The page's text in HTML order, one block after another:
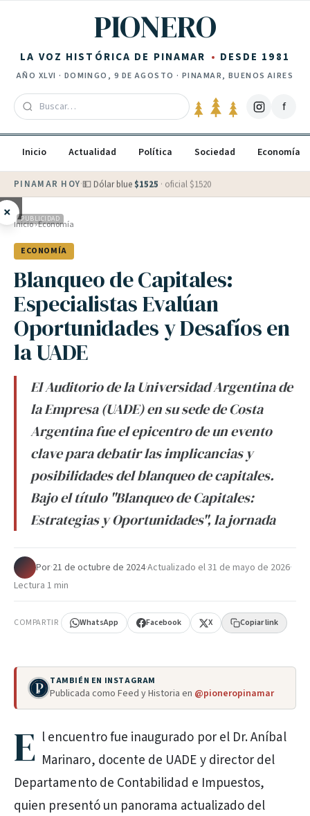
PIONERO
LA VOZ HISTÓRICA DE PINAMAR DESDE 1981
AÑO XLVI · DOMINGO, 9 DE AGOSTO · PINAMAR, BUENOS AIRES
f
Inicio Actualidad Política Sociedad Economía
PINAMAR HOY·💵 Dólar blue $1525 · oficial $1520
× PUBLICIDAD
Inicio›Economía
ECONOMÍA
Blanqueo de Capitales:
Especialistas Evalúan
Oportunidades y Desafíos en
la UADE
El Auditorio de la Universidad Argentina de
la Empresa (UADE) en su sede de Costa
Argentina fue el epicentro de un evento
clave para debatir las implicancias y
posibilidades del blanqueo de capitales.
Bajo el título "Blanqueo de Capitales:
Estrategias y Oportunidades", la jornada
Por·21 de octubre de 2024·Actualizado el31 de mayo de 2026·
Lectura 1 min
COMPARTIR WhatsApp Facebook X Copiar link
TAMBIÉN EN INSTAGRAM
Publicada como Feed y Historia en @pioneropinamar
E l encuentro fue inaugurado por el Dr. Aníbal
Marinaro, docente de UADE y director del
Departamento de Contabilidad e Impuestos,
quien presentó un panorama actualizado del